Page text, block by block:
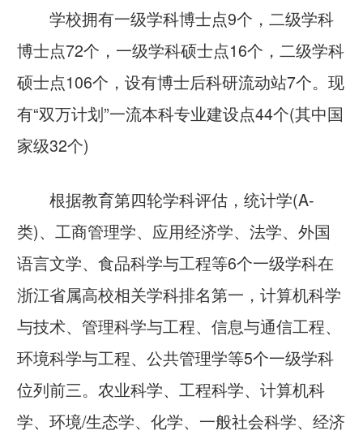
学校拥有一级学科博士点9个，二级学科
博士点72个，一级学科硕士点16个，二级学科
硕士点106个，设有博士后科研流动站7个。现
有“双万计划”一流本科专业建设点44个(其中国
家级32个)
根据教育第四轮学科评估，统计学(A-
类)、工商管理学、应用经济学、法学、外国
语言文学、食品科学与工程等6个一级学科在
浙江省属高校相关学科排名第一，计算机科学
与技术、管理科学与工程、信息与通信工程、
环境科学与工程、公共管理学等5个一级学科
位列前三。农业科学、工程科学、计算机科
学、环境/生态学、化学、一般社会科学、经济